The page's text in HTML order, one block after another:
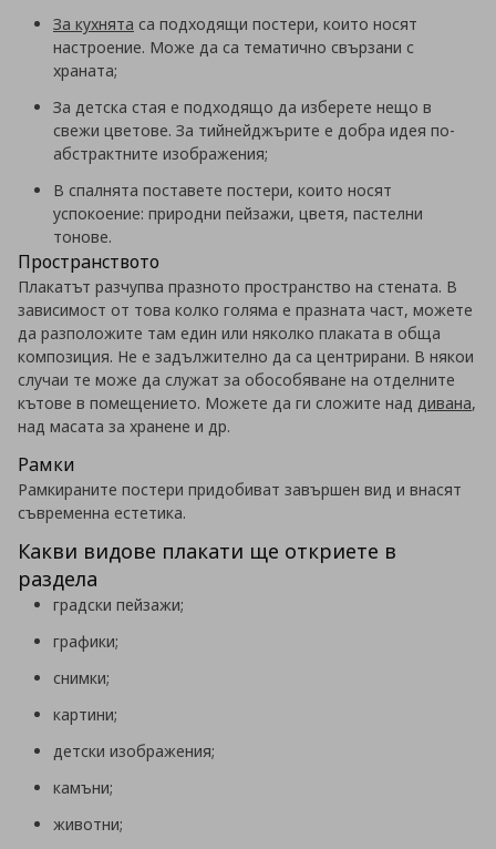
За кухнята са подходящи постери, които носят
настроение. Може да са тематично свързани с
храната;
За детска стая е подходящо да изберете нещо в
свежи цветове. За тийнейджърите е добра идея по-
абстрактните изображения;
В спалнята поставете постери, които носят
успокоение: природни пейзажи, цветя, пастелни
тонове.
Пространството
Плакатът разчупва празното пространство на стената. В
зависимост от това колко голяма е празната част, можете
да разположите там един или няколко плаката в обща
композиция. Не е задължително да са центрирани. В някои
случаи те може да служат за обособяване на отделните
кътове в помещението. Можете да ги сложите над дивана,
над масата за хранене и др.
Рамки
Рамкираните постери придобиват завършен вид и внасят
съвременна естетика.
Какви видове плакати ще откриете в
раздела
градски пейзажи;
графики;
снимки;
картини;
детски изображения;
камъни;
животни;